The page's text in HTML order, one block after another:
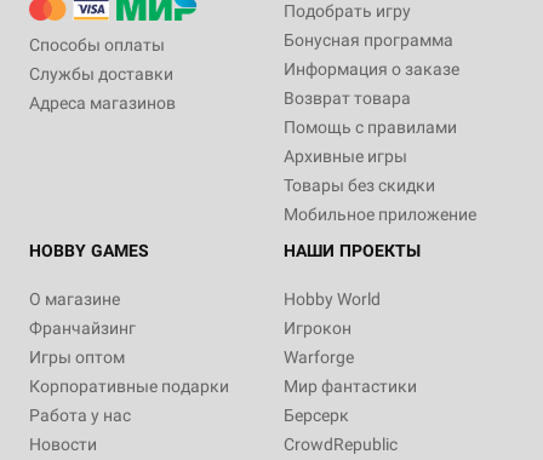
Способы оплаты
Службы доставки
Адреса магазинов
Подобрать игру
Бонусная программа
Информация о заказе
Возврат товара
Помощь с правилами
Архивные игры
Товары без скидки
Мобильное приложение
HOBBY GAMES
О магазине
Франчайзинг
Игры оптом
Корпоративные подарки
Работа у нас
Новости
НАШИ ПРОЕКТЫ
Hobby World
Игрокон
Warforge
Мир фантастики
Берсерк
CrowdRepublic